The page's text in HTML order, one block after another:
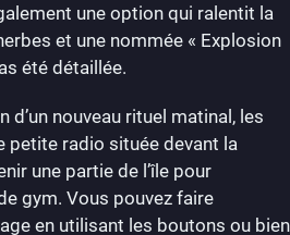
une option qui ralentit la
et une nommée « Explosion
été détaillée.
d’un nouveau rituel matinal, les
petite radio située devant la
une partie de l’île pour
gym. Vous pouvez faire
en utilisant les boutons ou bien